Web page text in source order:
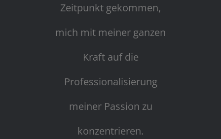
Zeitpunkt gekommen,
mich mit meiner ganzen
Kraft auf die
Professionalisierung
meiner Passion zu
konzentrieren.